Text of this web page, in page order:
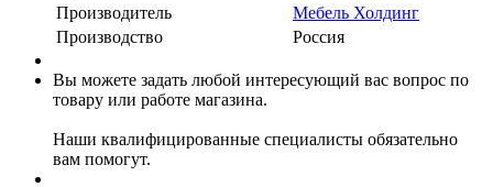
Производитель
Мебель Холдинг
Производство
Россия
Вы можете задать любой интересующий вас вопрос по
товару или работе магазина.
Наши квалифицированные специалисты обязательно
вам помогут.